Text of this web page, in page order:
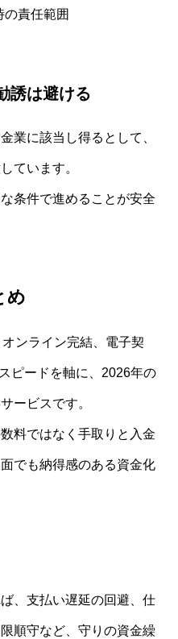
責任範囲
誘は避ける
業に該当し得るとして、
ています。
条件で進めることが安全
め
ンライン完結、電子契
ピードを軸に、2026年の
ービスです。
料ではなく手取りと入金
でも納得感のある資金化
、支払い遅延の回避、仕
順守など、守りの資金繰